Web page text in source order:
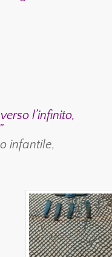
l’infinito,
infantile,